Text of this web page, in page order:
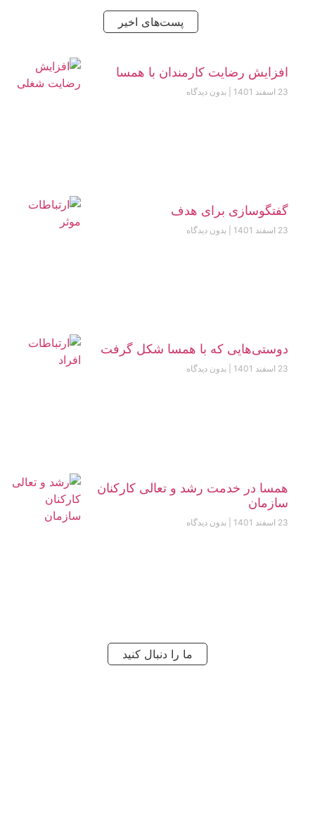
پست‌های اخیر
افزایش رضایت کارمندان با همسا
23 اسفند 1401 بدون دیدگاه
گفتگوسازی برای هدف
23 اسفند 1401 بدون دیدگاه
دوستی‌هایی که با همسا شکل گرفت
23 اسفند 1401 بدون دیدگاه
همسا در خدمت رشد و تعالی کارکنان
سازمان
23 اسفند 1401 بدون دیدگاه
ما را دنبال کنید